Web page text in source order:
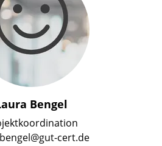
Bengel
cert.de